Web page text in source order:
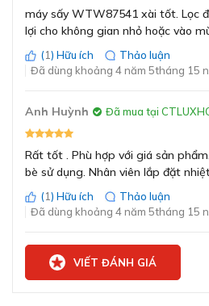
Máy sấy Bosch WTW87541
chương trình sấy cơ bản như: Áo
(Decken), Vải dệt/ Chăn lông vũ
phút (Extra Kurz 40’), Diệt khuẩn
bông (Baumwolle), Đồ nhẹ
hợp (Schnell/ Mix), Đồ mỏng
máy sấy WTW87541 xài tốt. Lọc
lợi cho không gian nhỏ hoặc vào
(1) Hữu ích
Thảo luận
Đã dùng khoảng 4 năm 5tháng 15
Anh Huỳnh Đã mua tại
Rất tốt . Phù hợp với giá sản
bè sử dụng. Nhân viên lắp đặt
(1) Hữu ích
Thảo luận
Đã dùng khoảng 4 năm 5tháng 15
VIẾT ĐÁNH GIÁ